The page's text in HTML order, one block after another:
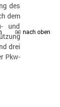
des
dem
und
drei
Pkw-
nach oben